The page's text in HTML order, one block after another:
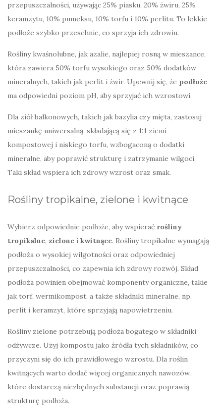
przepuszczalności, używając 25% piasku, 20% żwiru, 25%
keramzytu, 10% pumeksu, 10% torfu i 10% perlitu. To lekkie
podłoże szybko przeschnie, co sprzyja ich zdrowiu.
Rośliny kwaśnolubne, jak azalie, najlepiej rosną w mieszance,
która zawiera 50% torfu wysokiego oraz 50% dodatków
mineralnych, takich jak perlit i żwir. Upewnij się, że podłoże
ma odpowiedni poziom pH, aby sprzyjać ich wzrostowi.
Dla ziół balkonowych, takich jak bazylia czy mięta, zastosuj
mieszankę uniwersalną, składającą się z 1:1 ziemi
kompostowej i niskiego torfu, wzbogaconą o dodatki
mineralne, aby poprawić strukturę i zatrzymanie wilgoci.
Taki skład wspiera ich zdrowy wzrost oraz smak.
Rośliny tropikalne, zielone i kwitnące
Wybierz odpowiednie podłoże, aby wspierać rośliny
tropikalne, zielone i kwitnące. Rośliny tropikalne wymagają
podłoża o wysokiej wilgotności oraz odpowiedniej
przepuszczalności, co zapewnia ich zdrowy rozwój. Skład
podłoża powinien obejmować komponenty organiczne, takie
jak torf, wermikompost, a także składniki mineralne, np.
perlit i keramzyt, które sprzyjają napowietrzeniu.
Rośliny zielone potrzebują podłoża bogatego w składniki
odżywcze. Użyj kompostu jako źródła tych składników, co
przyczyni się do ich prawidłowego wzrostu. Dla roślin
kwitnących warto dodać więcej organicznych nawozów,
które dostarczą niezbędnych substancji oraz poprawią
strukturę podłoża.